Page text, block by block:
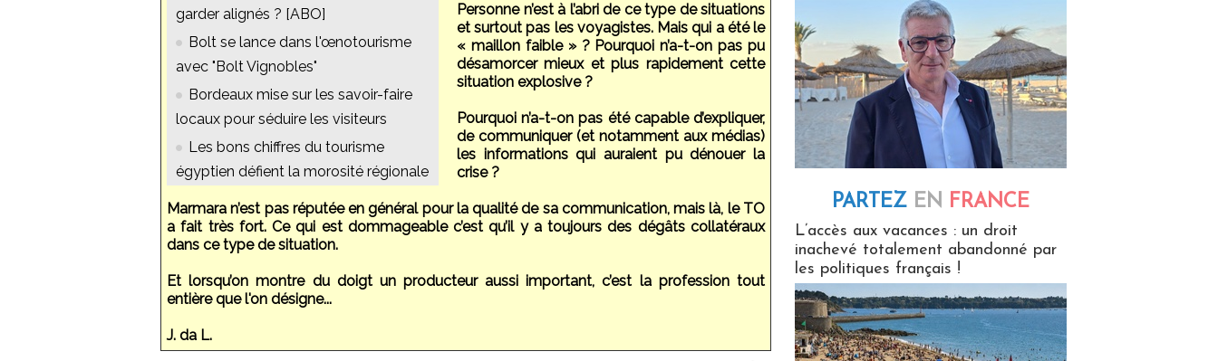
garder alignés ? [ABO]
Bolt se lance dans l'œnotourisme
avec "Bolt Vignobles"
Bordeaux mise sur les savoir-faire
locaux pour séduire les visiteurs
Les bons chiffres du tourisme
égyptien défient la morosité régionale
Personne n’est à l’abri de ce type de situations
et surtout pas les voyagistes. Mais qui a été le
« maillon faible » ? Pourquoi n’a-t-on pas pu
désamorcer mieux et plus rapidement cette
situation explosive ?
Pourquoi n’a-t-on pas été capable d’expliquer,
de communiquer (et notamment aux médias)
les informations qui auraient pu dénouer la
crise ?
Marmara n’est pas réputée en général pour la qualité de sa communication, mais là, le TO
a fait très fort. Ce qui est dommageable c’est qu’il y a toujours des dégâts collatéraux
dans ce type de situation.
Et lorsqu’on montre du doigt un producteur aussi important, c’est la profession tout
entière que l'on désigne...
J. da L.
PARTEZ EN FRANCE
L’accès aux vacances : un droit
inachevé totalement abandonné par
les politiques français !